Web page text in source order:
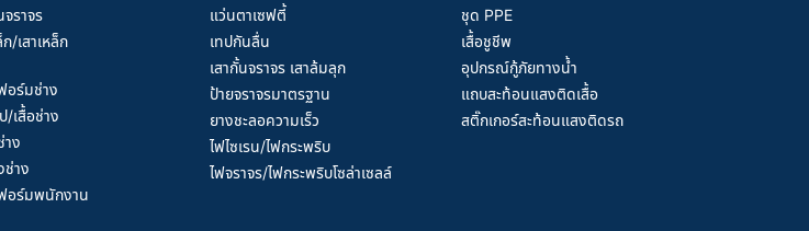
ราจร
/เสาเหล็ก
ร์มช่าง
/เสื้อช่าง
ง
ช่าง
อร์มพนักงาน
แว่นตาเซฟตี้
เทปกันลื่น
เสากั้นจราจร เสาล้มลุก
ป้ายจราจรมาตรฐาน
ยางชะลอความเร็ว
ไฟไซเรน/ไฟกระพริบ
ไฟจราจร/ไฟกระพริบโซล่าเซลล์
ชุด PPE
เสื้อชูชีพ
อุปกรณ์กู้ภัยทางน้ำ
แถบสะท้อนแสงติดเสื้อ
สติ๊กเกอร์สะท้อนแสงติดรถ